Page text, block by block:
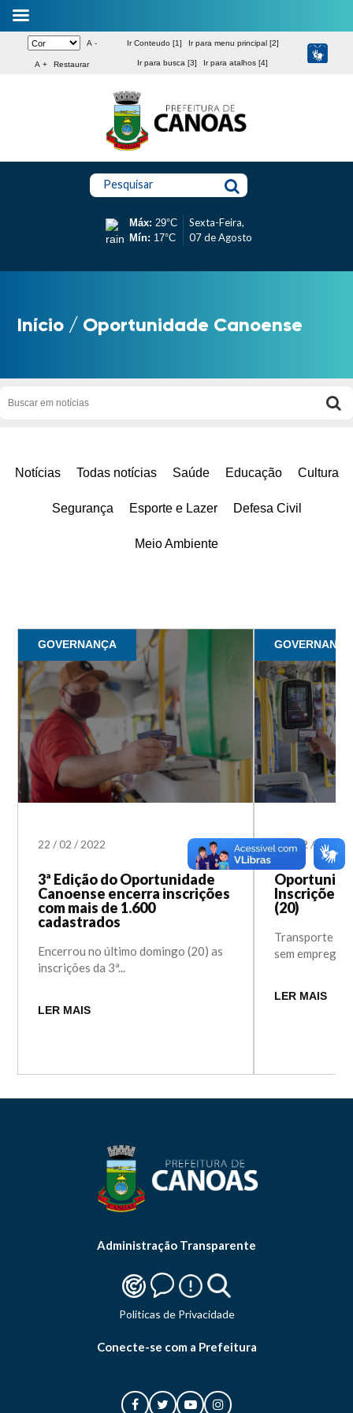
A -
A + Restaurar
Ir Conteudo [1] Ir para menu principal [2]
Ir para busca [3] Ir para atalhos [4]
Pesquisar
Máx: 29°C
Mín: 17°C
Sexta-Feira,
07 de Agosto
Início / Oportunidade Canoense
Notícias Todas notícias Saúde Educação Cultura
Segurança Esporte e Lazer Defesa Civil
Meio Ambiente
GOVERNANÇA
22 /02 /2022
3ª Edição do Oportunidade
Canoense encerra inscrições
com mais de 1.600
cadastrados
Encerrou no último domingo (20) as
inscrições da 3ª...
LER MAIS
GOVERNANÇA
17/02 / 2022
Inscrições
(20)
Transporte
sem emprego é
LER MAIS
Administração Transparente
Politicas de Privacidade
Conecte-se com a Prefeitura